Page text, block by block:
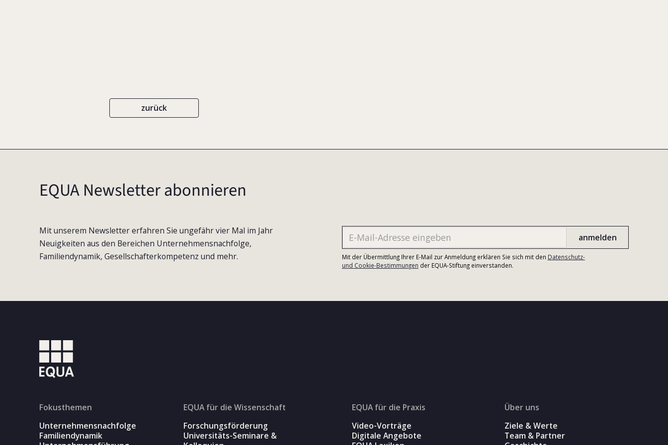
zurück
EQUA Newsletter abonnieren
Mit unserem Newsletter erfahren Sie ungefähr vier Mal im Jahr
Neuigkeiten aus den Bereichen Unternehmensnachfolge,
Familiendynamik, Gesellschafterkompetenz und mehr.
Mit der Übermittlung Ihrer E-Mail zur Anmeldung erklären Sie sich mit den Datenschutz-
und Cookie-Bestimmungen der EQUA-Stiftung einverstanden.
Fokusthemen
Unternehmensnachfolge
Familiendynamik
EQUA für die Wissenschaft
Forschungsförderung
Universitäts-Seminare &
EQUA für die Praxis
Video-Vorträge
Digitale Angebote
Über uns
Ziele & Werte
Team & Partner